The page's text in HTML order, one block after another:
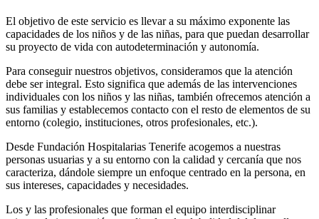
El objetivo de este servicio es llevar a su máximo exponente las
capacidades de los niños y de las niñas, para que puedan desarrollar
su proyecto de vida con autodeterminación y autonomía.
Para conseguir nuestros objetivos, consideramos que la atención
debe ser integral. Esto significa que además de las intervenciones
individuales con los niños y las niñas, también ofrecemos atención a
sus familias y establecemos contacto con el resto de elementos de su
entorno (colegio, instituciones, otros profesionales, etc.).
Desde Fundación Hospitalarias Tenerife acogemos a nuestras
personas usuarias y a su entorno con la calidad y cercanía que nos
caracteriza, dándole siempre un enfoque centrado en la persona, en
sus intereses, capacidades y necesidades.
Los y las profesionales que forman el equipo interdisciplinar